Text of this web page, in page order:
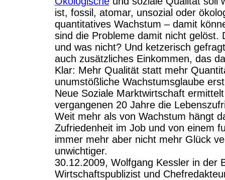
ist, fossil, atomar, unsozial oder
quantitatives Wachstum – damit
sind die Probleme damit nicht gelöst.
und was nicht? Und ketzerisch
auch zusätzliches Einkommen, das
Klar: Mehr Qualität statt mehr
unumstößliche Wachstumsglaube
Neue Soziale Marktwirtschaft
vergangenen 20 Jahre die
Weit mehr als von Wachstum hängt
Zufriedenheit im Job und von einem
immer mehr aber nicht mehr Glück
unwichtiger.
30.12.2009, Wolfgang Kessler in der
Wirtschaftspublizist und